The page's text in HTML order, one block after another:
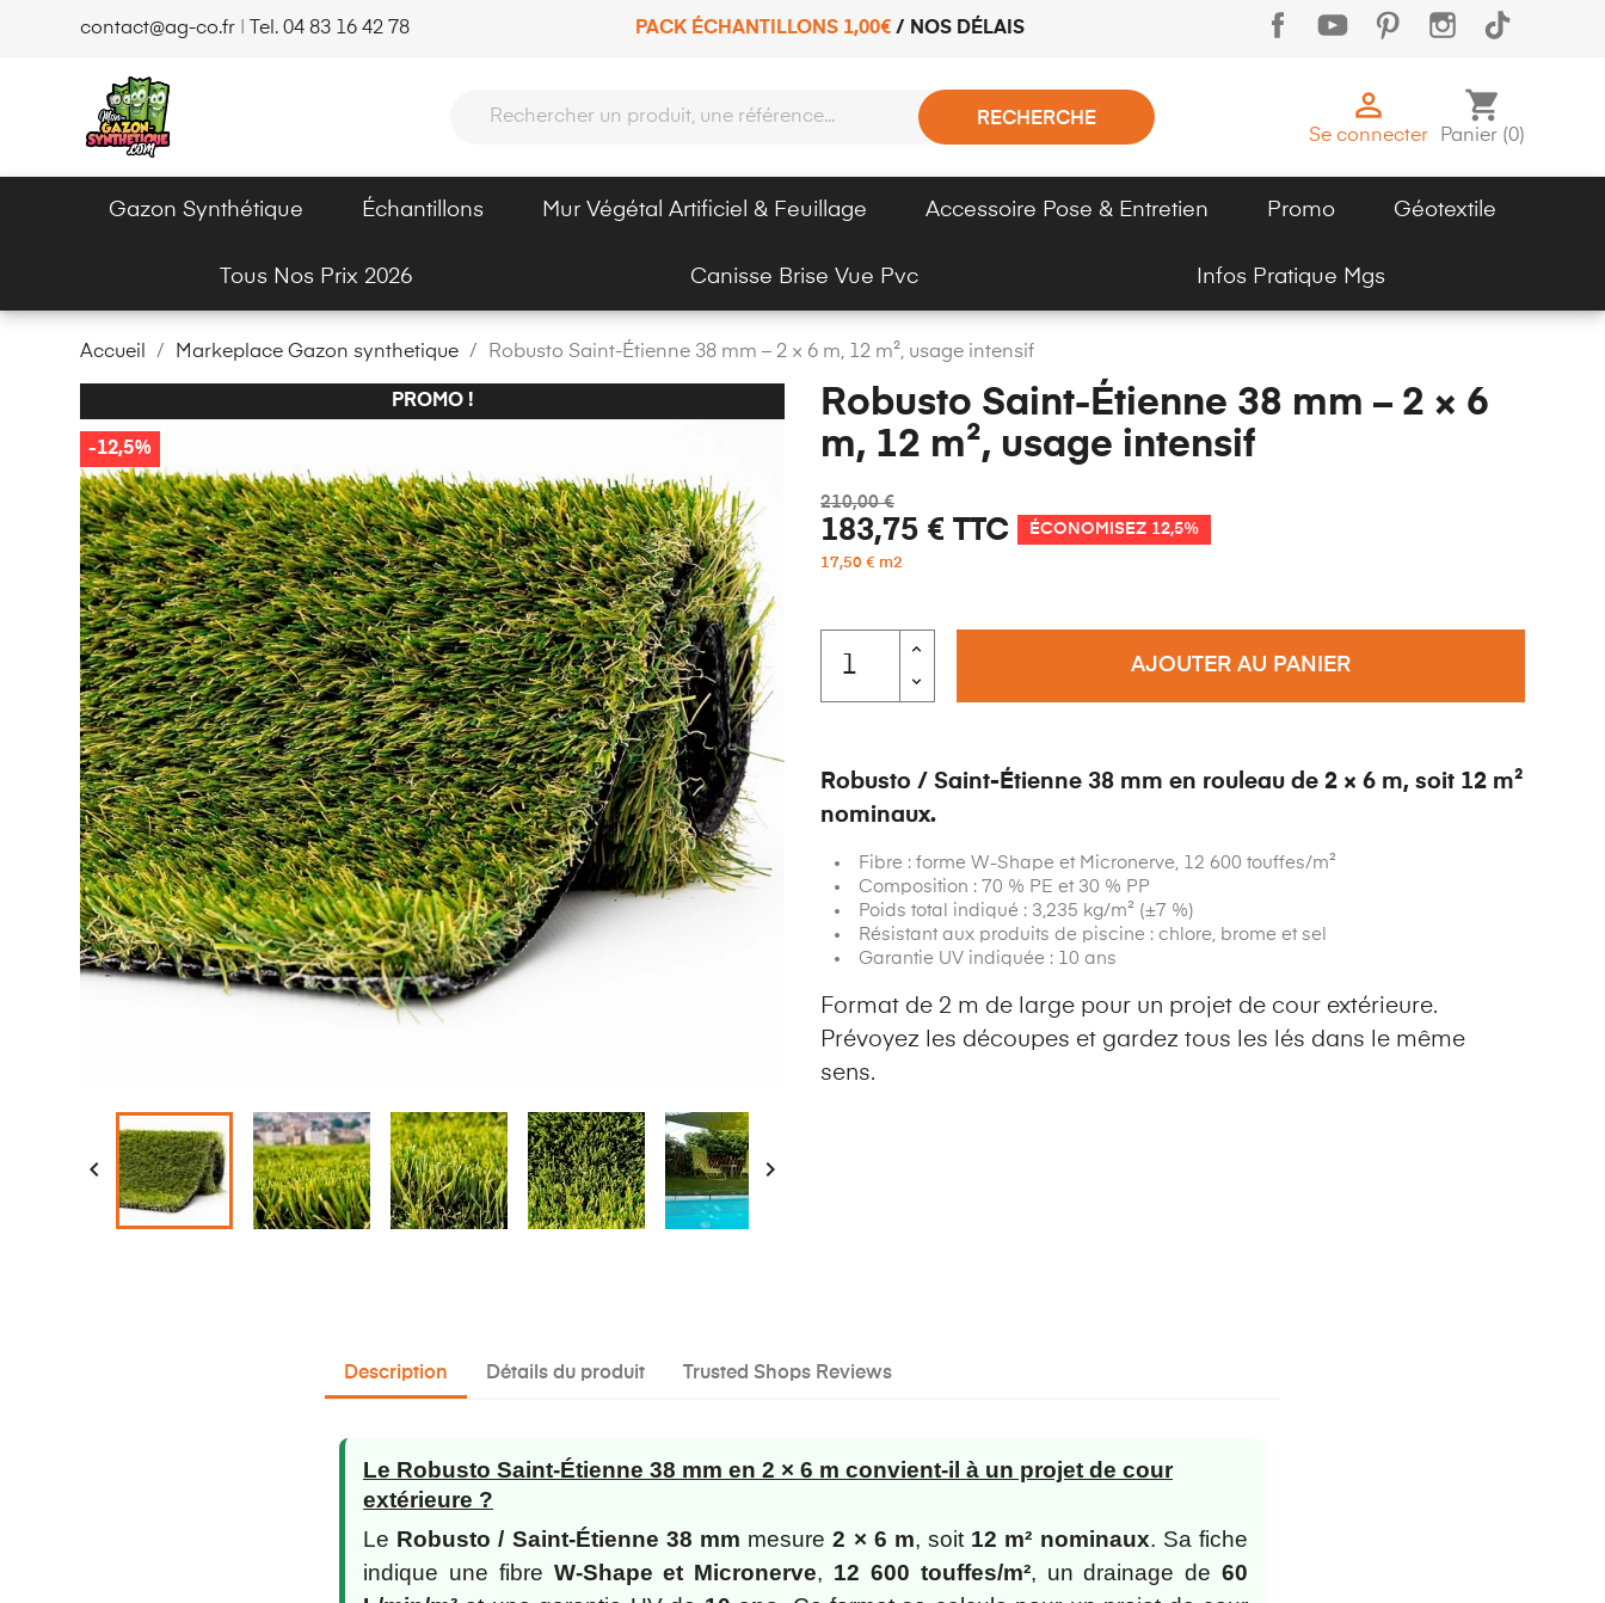
contact@ag-co.fr Tel. 04 83 16 42 78 PACK ÉCHANTILLONS 1,00€ / NOS DÉLAIS
RECHERCHE 
Se connecter
shopping_cart
Panier (0)
Gazon Synthétique Échantillons Mur Végétal Artificiel & Feuillage Accessoire Pose & Entretien Promo Géotextile
Tous Nos Prix 2026 Canisse Brise Vue Pvc Infos Pratique Mgs
Accueil Markeplace Gazon synthetique Robusto Saint-Étienne 38 mm – 2 × 6 m, 12 m², usage intensif
PROMO !
-12,5%
 
Robusto Saint-Étienne 38 mm – 2 × 6
m, 12 m², usage intensif
210,00 €
183,75 € TTC ÉCONOMISEZ 12,5%
17,50 € m2
AJOUTER AU PANIER
Robusto / Saint-Étienne 38 mm en rouleau de 2 × 6 m, soit 12 m²
nominaux.
Fibre : forme W-Shape et Micronerve, 12 600 touffes/m²
Composition : 70 % PE et 30 % PP
Poids total indiqué : 3,235 kg/m² (±7 %)
Résistant aux produits de piscine : chlore, brome et sel
Garantie UV indiquée : 10 ans
Format de 2 m de large pour un projet de cour extérieure.
Prévoyez les découpes et gardez tous les lés dans le même
sens.
Description Détails du produit Trusted Shops Reviews
Le Robusto Saint-Étienne 38 mm en 2 × 6 m convient-il à un projet de cour
extérieure ?
Le Robusto / Saint-Étienne 38 mm mesure2 × 6 m, soit 12 m² nominaux. Sa fiche
indique une fibre W-Shape et Micronerve, 12 600 touffes/m², un drainage de60